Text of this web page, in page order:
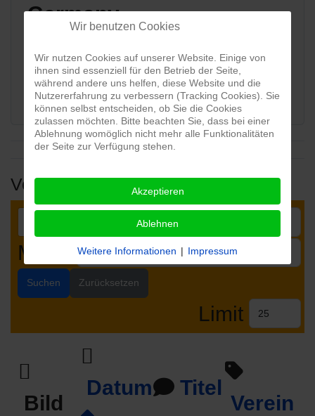
Karte:
View map
Veranstaltungen
Month
Suchen Zurücksetzen
Limit
Bild
Datum Titel
Verein
Wir benutzen Cookies
Wir nutzen Cookies auf unserer Website. Einige von
ihnen sind essenziell für den Betrieb der Seite,
während andere uns helfen, diese Website und die
Nutzererfahrung zu verbessern (Tracking Cookies). Sie
können selbst entscheiden, ob Sie die Cookies
zulassen möchten. Bitte beachten Sie, dass bei einer
Ablehnung womöglich nicht mehr alle Funktionalitäten
der Seite zur Verfügung stehen.
Akzeptieren
Ablehnen
Weitere Informationen | Impressum